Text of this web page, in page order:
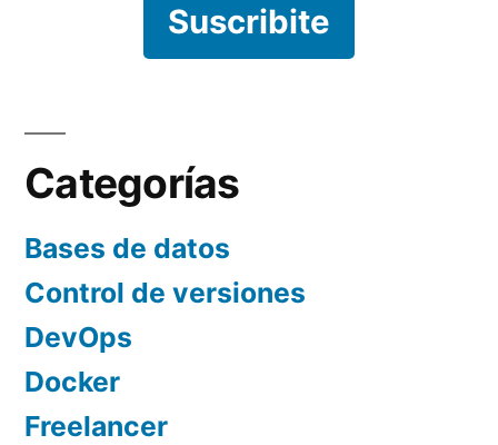
Suscribite
Categorías
Bases de datos
Control de versiones
DevOps
Docker
Freelancer